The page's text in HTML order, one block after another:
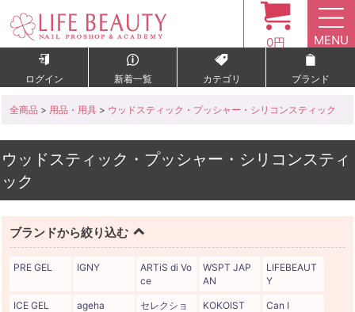
0円 MENU
ログイン 新着一覧 カテゴリ ブランド
全商品 > 用品・用具 > ウッドスティック・プッシャー・シリコンスティック
ウッドスティック・プッシャー・シリコンスティ
ック
ブランドから絞り込む
PRE GEL IGNY
ARTiS di Vo
ce
WSPT JAP
AN
LIFEBEAUT
Y
ICE GEL ageha
セレクショ
KOKOIST Can I